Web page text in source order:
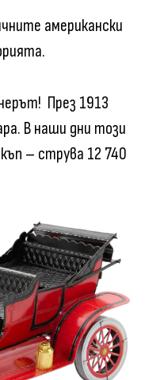
американски
През 1913
В наши дни този
– струва 12 740